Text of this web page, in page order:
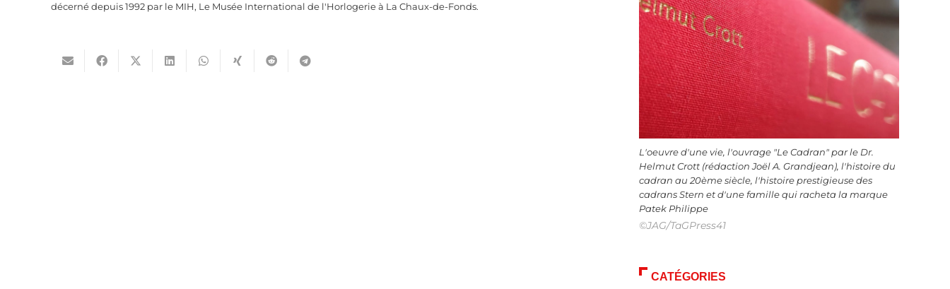
décerné depuis 1992 par le MIH, Le Musée International de l'Horlogerie à La Chaux-de-Fonds.
L'oeuvre d'une vie, l'ouvrage "Le Cadran" par le Dr.
Helmut Crott (rédaction Joël A. Grandjean), l'histoire du
cadran au 20ème siècle, l'histoire prestigieuse des
cadrans Stern et d'une famille qui racheta la marque
Patek Philippe
©JAG/TaGPress41
CATÉGORIES